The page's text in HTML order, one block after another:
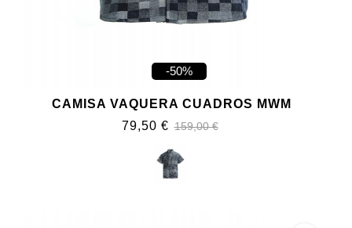
-50%
CAMISA VAQUERA CUADROS MWM
79,50 € 159,00 €